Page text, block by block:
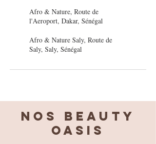
Afro & Nature, Route de
l'Aeroport, Dakar, Sénégal
Afro & Nature Saly, Route de
Saly, Saly, Sénégal
Nos BEAUTY
OASIS